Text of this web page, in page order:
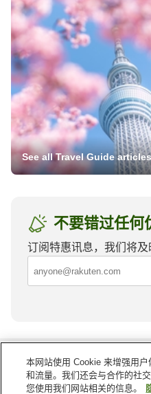
See all Travel Guide articles
不要错过任何
订阅特惠讯息，我们将及
伊德利布
本网站使用 Cookie 来增强用
和流量。我们还会与合作的社
您使用我们网站相关的信息。